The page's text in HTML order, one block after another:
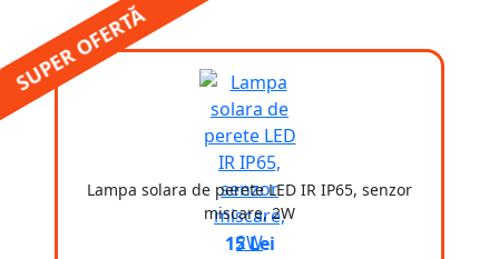
SUPER OFERTĂ
Lampa solara de perete LED IR IP65, senzor
miscare, 2W
15 Lei